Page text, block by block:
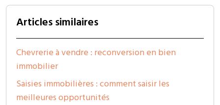
Articles similaires
Chevrerie à vendre : reconversion en bien
immobilier
Saisies immobilières : comment saisir les
meilleures opportunités